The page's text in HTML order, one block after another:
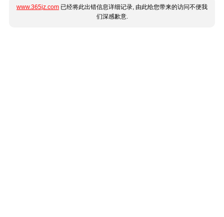
www.365jz.com 已经将此出错信息详细记录, 由此给您带来的访问不便我
们深感歉意.